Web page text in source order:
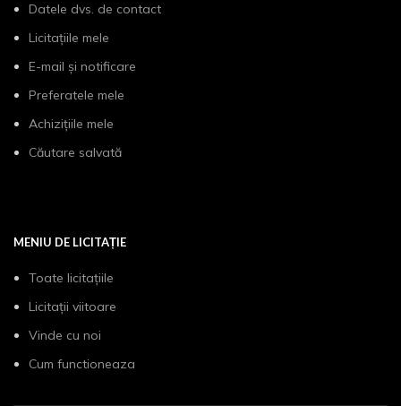
Datele dvs. de contact
Licitațiile mele
E-mail și notificare
Preferatele mele
Achizițiile mele
Căutare salvată
MENIU DE LICITAȚIE
Toate licitațiile
Licitații viitoare
Vinde cu noi
Cum functioneaza